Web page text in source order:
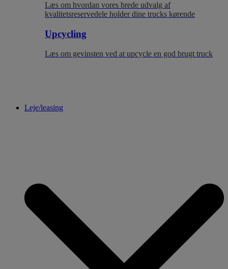
Læs om hvordan vores brede udvalg af
kvalitetsreservedele holder dine trucks kørende
Upcycling
Læs om gevinsten ved at upcycle en god brugt truck
Leje/leasing